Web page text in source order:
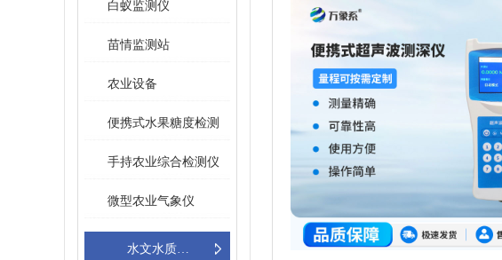
白蚁监测仪
苗情监测站
农业设备
便携式水果糖度检测
仪
手持农业综合检测仪
微型农业气象仪
水文水质在线监测设备